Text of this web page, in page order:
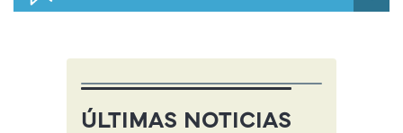
ÚLTIMAS NOTICIAS